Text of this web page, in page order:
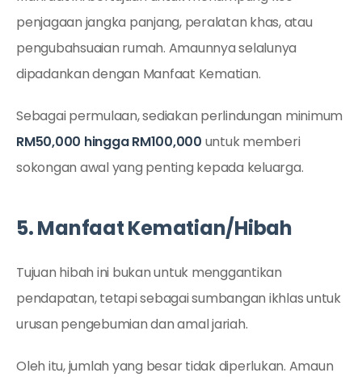
penjagaan jangka panjang, peralatan khas, atau
pengubahsuaian rumah. Amaunnya selalunya
dipadankan dengan Manfaat Kematian.
Sebagai permulaan, sediakan perlindungan minimum
RM50,000 hingga RM100,000 untuk memberi
sokongan awal yang penting kepada keluarga.
5. Manfaat Kematian/Hibah
Tujuan hibah ini bukan untuk menggantikan
pendapatan, tetapi sebagai sumbangan ikhlas untuk
urusan pengebumian dan amal jariah.
Oleh itu, jumlah yang besar tidak diperlukan. Amaun